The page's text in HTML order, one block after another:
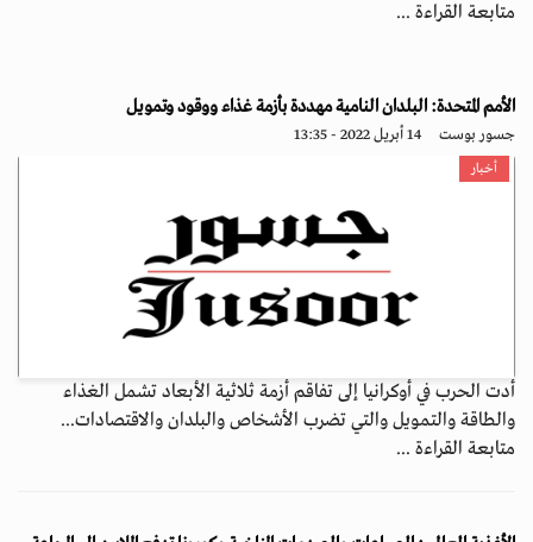
متابعة القراءة ...
الأمم المتحدة: البلدان النامية مهددة بأزمة غذاء ووقود وتمويل
جسور بوست 14 أبريل 2022 - 13:35
أخبار
أدت الحرب في أوكرانيا إلى تفاقم أزمة ثلاثية الأبعاد تشمل الغذاء
والطاقة والتمويل والتي تضرب الأشخاص والبلدان والاقتصادات...
متابعة القراءة ...